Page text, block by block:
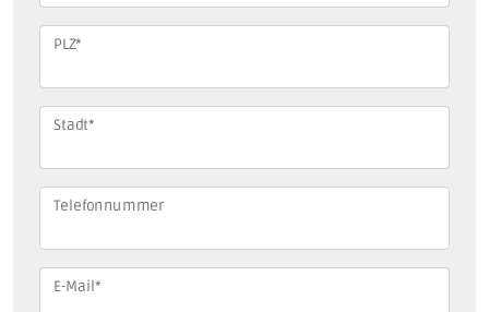
PLZ*
Stadt*
Telefonnummer
E-Mail*